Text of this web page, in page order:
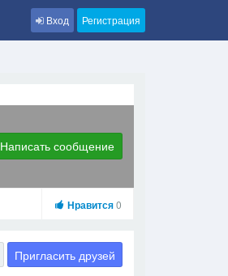
Вход Регистрация
Написать сообщение
Нравится0
Пригласить друзей